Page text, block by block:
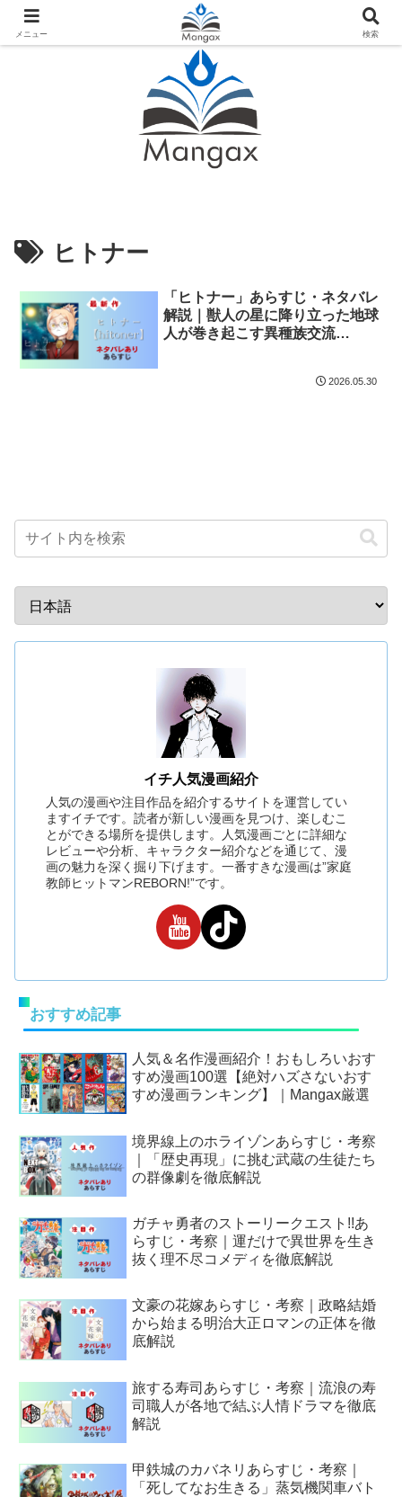
人気おすすめ漫画紹介ならMangax（マンガックス）
ヒトナー
「ヒトナー」あらすじ・ネタバレ
解説｜獣人の星に降り立った地球
人が巻き起こす異種族交流
2026.05.30
イチ人気漫画紹介
人気の漫画や注目作品を紹介するサイトを運営してい
ますイチです。読者が新しい漫画を見つけ、楽しむこ
とができる場所を提供します。人気漫画ごとに詳細な
レビューや分析、キャラクター紹介などを通じて、漫
画の魅力を深く掘り下げます。一番すきな漫画は”家庭
教師ヒットマンREBORN!”です。
おすすめ記事
人気＆名作漫画紹介！おもしろいおす
すめ漫画100選【絶対ハズさないおす
すめ漫画ランキング】｜Mangax厳選
境界線上のホライゾンあらすじ・考察
｜「歴史再現」に挑む武蔵の生徒たち
の群像劇を徹底解説
ガチャ勇者のストーリークエスト!!あ
らすじ・考察｜運だけで異世界を生き
抜く理不尽コメディを徹底解説
文豪の花嫁あらすじ・考察｜政略結婚
から始まる明治大正ロマンの正体を徹
底解説
旅する寿司あらすじ・考察｜流浪の寿
司職人が各地で結ぶ人情ドラマを徹底
解説
甲鉄城のカバネリあらすじ・考察｜
「死してなお生きる」蒸気機関車バト
メニュー 検索